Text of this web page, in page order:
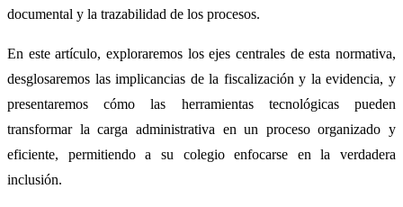
documental y la trazabilidad de los procesos.
En este artículo, exploraremos los ejes centrales de esta normativa,
desglosaremos las implicancias de la fiscalización y la evidencia, y
presentaremos cómo las herramientas tecnológicas pueden
transformar la carga administrativa en un proceso organizado y
eficiente, permitiendo a su colegio enfocarse en la verdadera
inclusión.